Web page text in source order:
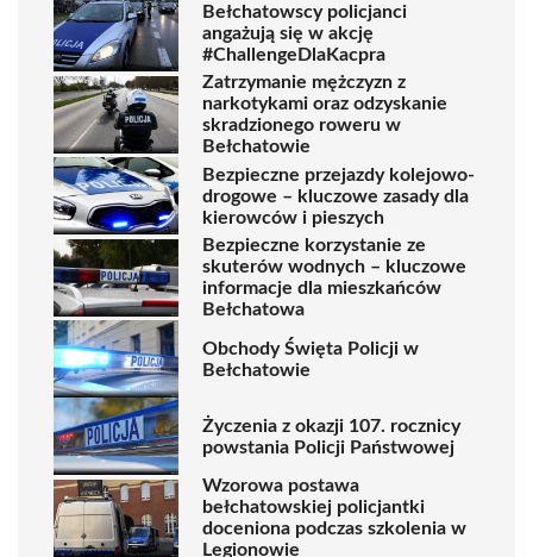
Bełchatowscy policjanci
angażują się w akcję
#ChallengeDlaKacpra
Zatrzymanie mężczyzn z
narkotykami oraz odzyskanie
skradzionego roweru w
Bełchatowie
Bezpieczne przejazdy kolejowo-
drogowe – kluczowe zasady dla
kierowców i pieszych
Bezpieczne korzystanie ze
skuterów wodnych – kluczowe
informacje dla mieszkańców
Bełchatowa
Obchody Święta Policji w
Bełchatowie
Życzenia z okazji 107. rocznicy
powstania Policji Państwowej
Wzorowa postawa
bełchatowskiej policjantki
doceniona podczas szkolenia w
Legionowie